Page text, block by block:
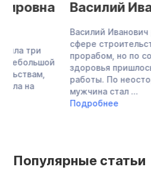
Василий Иванович Г.
Василий Иванович работает в
сфере строительства. Был
прорабом, но по состоянию
здоровья пришлось уволиться с
работы. По неосторожности
мужчина стал ...
Популярные статьи